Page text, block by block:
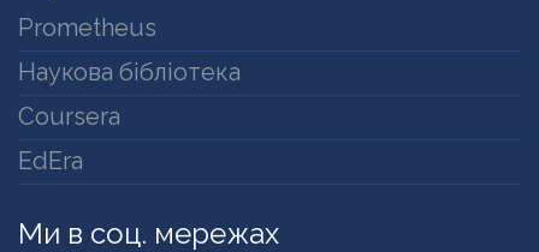
Prometheus
Наукова бібліотека
Coursera
EdEra
Ми в соц. мережах